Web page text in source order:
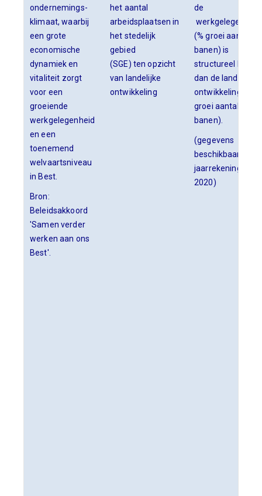
ondernemings-
klimaat, waarbij
een grote
economische
dynamiek en
vitaliteit zorgt
voor een
groeiende
werkgelegenheid
en een
toenemend
welvaartsniveau
in Best.
Bron:
Beleidsakkoord
'Samen verder
werken aan ons
Best'.
het aantal
arbeidsplaatsen in
het stedelijk
gebied
(SGE) ten opzicht
van landelijke
ontwikkeling
de
werkgelegenheid
(% groei aantal
banen) is
structureel beter
dan de landelijke
ontwikkeling (%
groei aantal
banen).
(gegevens
beschikbaar in
jaarrekening
2020)